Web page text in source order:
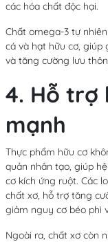
các hóa chất độc hại.
Chất omega-3 tự
cá và hạt hữu cơ,
và tăng cường lưu
4. Hỗ trợ
mạnh
Thực phẩm hữu cơ
quản nhân tạo, giúp
cơ kích ứng ruột. Các
chất xơ, hỗ trợ tăng
giảm nguy cơ béo phì
Ngoài ra, chất xơ còn